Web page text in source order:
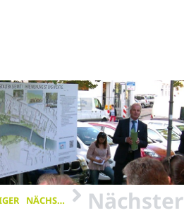
NÄCHSTER Nächster